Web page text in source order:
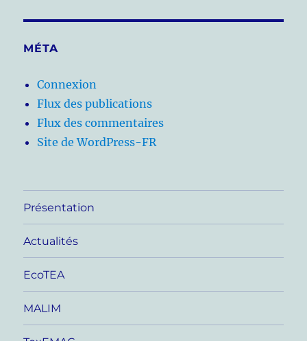
MÉTA
Connexion
Flux des publications
Flux des commentaires
Site de WordPress-FR
Présentation
Actualités
EcoTEA
MALIM